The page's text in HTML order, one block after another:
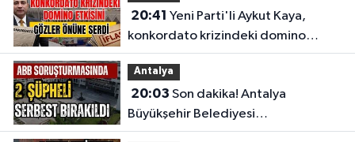
20:41
konkordato krizindeki domino
etkisini gözler önüne serdi
Antalya
20:03
Büyükşehir Belediyesi
soruşturmasında 2 şüpheli serbest